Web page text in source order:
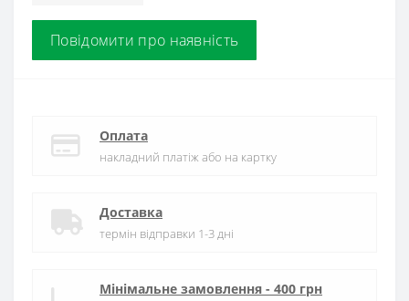
Повідомити про наявність
Оплата
накладний платіж або на картку
Доставка
термін відправки 1-3 дні
Мінімальне замовлення - 400 грн